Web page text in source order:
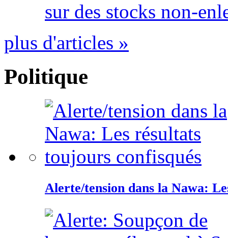
sur des stocks non-
plus d'articles »
Politique
Alerte/tension dans la Nawa: